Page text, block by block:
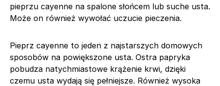
pieprzu cayenne na spalone słońcem lub suche usta.
Może on również wywołać uczucie pieczenia.
Pieprz cayenne to jeden z najstarszych domowych
sposobów na powiększone usta. Ostra papryka
pobudza natychmiastowe krążenie krwi, dzięki
czemu usta wydają się pełniejsze. Również wysoka